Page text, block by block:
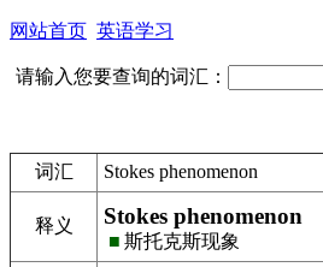
网站首页 英语学习
请输入您要查询的词汇：
词汇 Stokes phenomenon
释义 Stokes phenomenon
■ 斯托克斯现象